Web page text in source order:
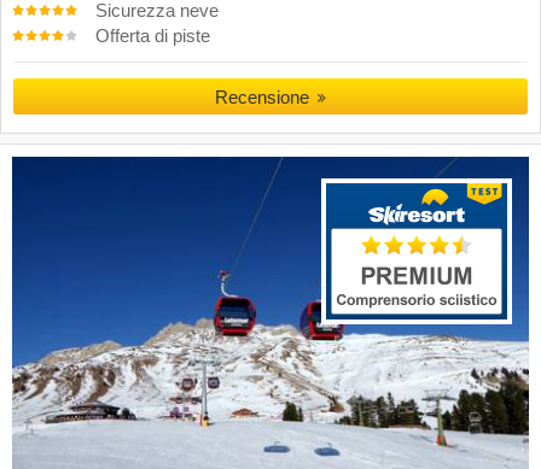
Sicurezza neve
Offerta di piste
Recensione